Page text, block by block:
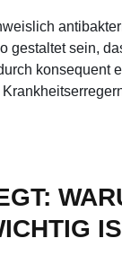
gestaltet sein,
konsequent